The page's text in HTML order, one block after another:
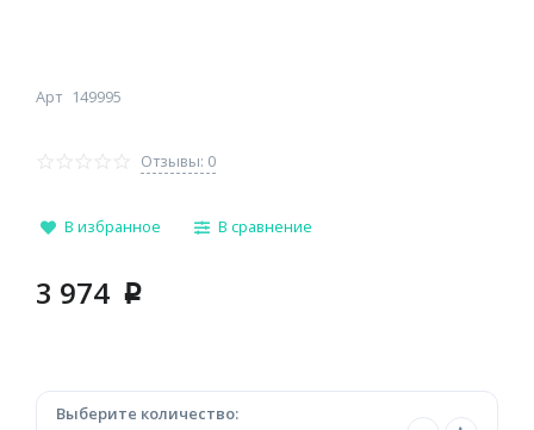
Арт 149995
Отзывы: 0
В избранное В сравнение
3 974 p
Выберите количество: